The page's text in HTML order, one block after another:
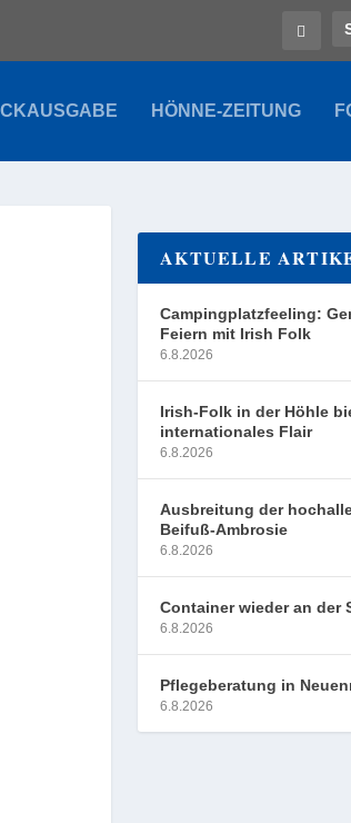
HÖNNE-ZEITUNG
AKTUELLE
Campingplatzfeeling:
Feiern mit Irish Folk
6.8.2026
Irish-Folk in der Höhle
internationales Flair
6.8.2026
Ausbreitung der
Beifuß-Ambrosie
6.8.2026
Container wieder an der
6.8.2026
Pflegeberatung in
6.8.2026